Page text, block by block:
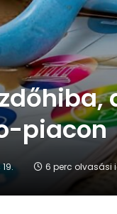
piacon
6 perc olvasási